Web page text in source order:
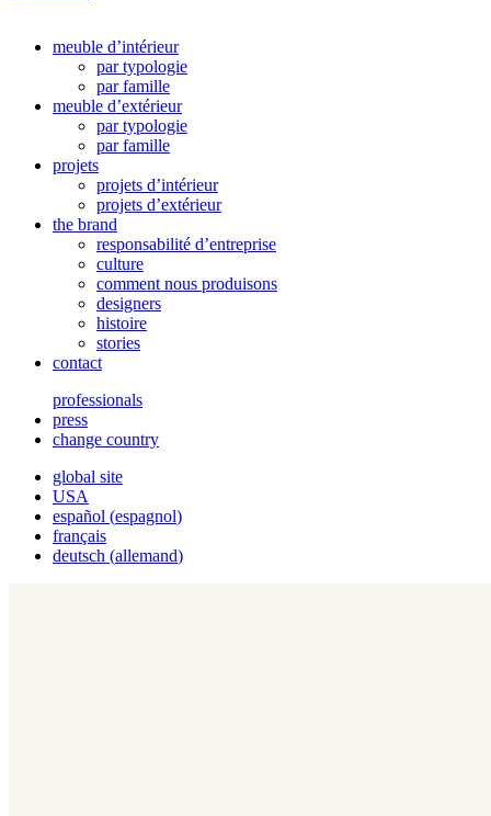
meuble d’intérieur
par typologie
par famille
meuble d’extérieur
par typologie
par famille
projets
projets d’intérieur
projets d’extérieur
the brand
responsabilité d’entreprise
culture
comment nous produisons
designers
histoire
stories
contact
professionals
press
change country
global site
USA
español (espagnol)
français
deutsch (allemand)